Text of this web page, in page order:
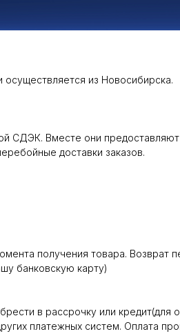
из Новосибирска.
Вместе они предоставляют
доставки заказов.
получения товара. Возврат
банковскую карту)
в рассрочку или
платежных систем. Оплата